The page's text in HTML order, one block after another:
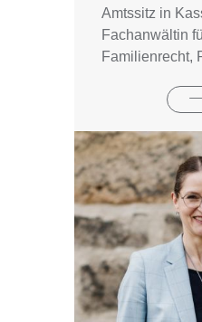
Amtssitz in
Fachanwältin
Familienrecht,